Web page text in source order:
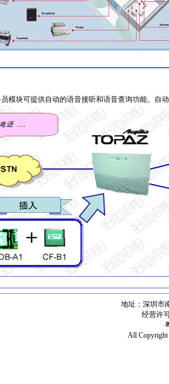
模块可提供自动的语音接听和语音查询功能。自
地址：深圳市
经营许
All